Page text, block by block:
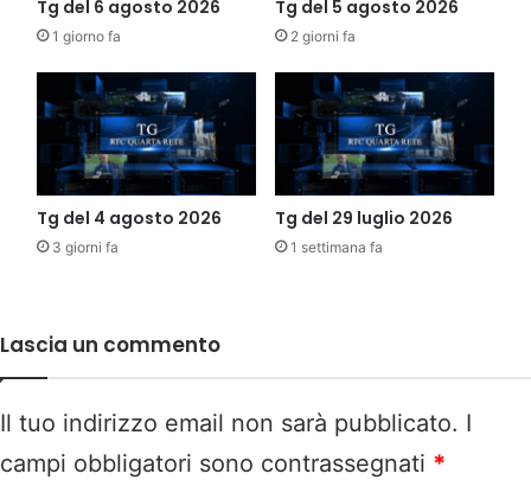
Tg del 6 agosto 2026
1 giorno fa
Tg del 5 agosto 2026
2 giorni fa
Tg del 4 agosto 2026
3 giorni fa
Tg del 29 luglio 2026
1 settimana fa
Lascia un commento
Il tuo indirizzo email non sarà pubblicato. I
campi obbligatori sono contrassegnati *